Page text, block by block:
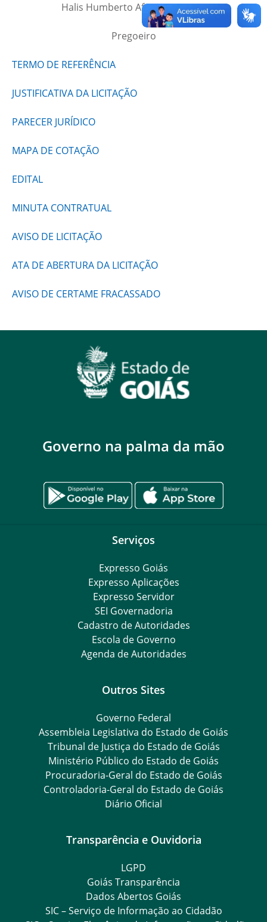
Halis Humberto Afonso Siqueira
Pregoeiro
TERMO DE REFERÊNCIA
JUSTIFICATIVA DA LICITAÇÃO
PARECER JURÍDICO
MAPA DE COTAÇÃO
EDITAL
MINUTA CONTRATUAL
AVISO DE LICITAÇÃO
ATA DE ABERTURA DA LICITAÇÃO
AVISO DE CERTAME FRACASSADO
Governo na palma da mão
Serviços
Expresso Goiás
Expresso Aplicações
Expresso Servidor
SEI Governadoria
Cadastro de Autoridades
Escola de Governo
Agenda de Autoridades
Outros Sites
Governo Federal
Assembleia Legislativa do Estado de Goiás
Tribunal de Justiça do Estado de Goiás
Ministério Público do Estado de Goiás
Procuradoria-Geral do Estado de Goiás
Controladoria-Geral do Estado de Goiás
Diário Oficial
Transparência e Ouvidoria
LGPD
Goiás Transparência
Dados Abertos Goiás
SIC – Serviço de Informação ao Cidadão